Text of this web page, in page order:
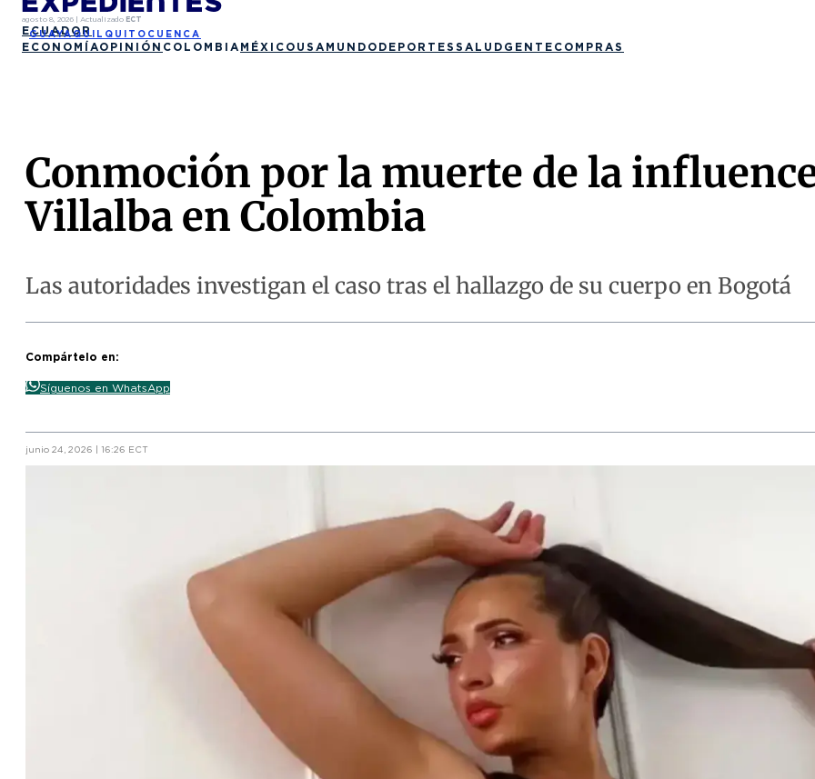
agosto 8, 2026 | Actualizado ECT
ECUADOR
GUAYAQUIL QUITO CUENCA
ECONOMÍAOPINIÓN COLOMBIA MÉXICO USA MUNDO DEPORTES SALUD GENTE COMPRAS
Conmoción por la muerte de la
Villalba en Colombia
Las autoridades investigan el caso tras el hallazgo de su cuerpo en Bogotá
Compártelo en:
Síguenos en WhatsApp
junio 24, 2026 | 16:26 ECT